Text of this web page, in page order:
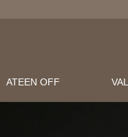
ATEEN OFF